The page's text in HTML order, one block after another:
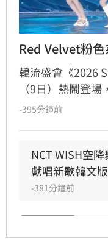
Red Velvet粉
韓流盛會《2026
（9日）熱鬧登
精緻造型驚艷亮
House Groove
成員們以優雅且
釋歌曲的波浪律
管僅演出單曲，
舞台魅力，成功
視覺與聽覺的夏
-395分鐘前
NCT WISH空降
獻唱新歌韓文版
-381分鐘前